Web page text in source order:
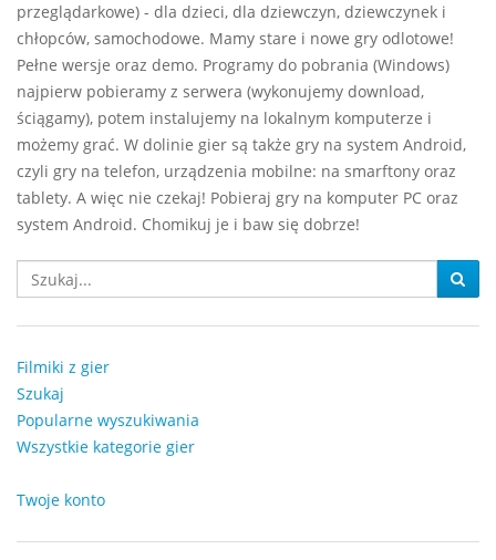
przeglądarkowe) - dla dzieci, dla dziewczyn, dziewczynek i
chłopców, samochodowe. Mamy stare i nowe gry odlotowe!
Pełne wersje oraz demo. Programy do pobrania (Windows)
najpierw pobieramy z serwera (wykonujemy download,
ściągamy), potem instalujemy na lokalnym komputerze i
możemy grać. W dolinie gier są także gry na system Android,
czyli gry na telefon, urządzenia mobilne: na smarftony oraz
tablety. A więc nie czekaj! Pobieraj gry na komputer PC oraz
system Android. Chomikuj je i baw się dobrze!
Filmiki z gier
Szukaj
Popularne wyszukiwania
Wszystkie kategorie gier
Twoje konto